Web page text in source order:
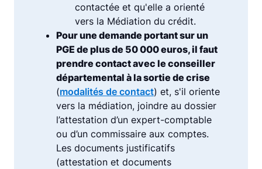
contactée et qu'elle a orienté
vers la Médiation du crédit.
Pour une demande portant sur un
PGE de plus de 50 000 euros, il faut
prendre contact avec le conseiller
départemental à la sortie de crise
(modalités de contact) et, s'il oriente
vers la médiation, joindre au dossier
l’attestation d’un expert-comptable
ou d’un commissaire aux comptes.
Les documents justificatifs
(attestation et documents